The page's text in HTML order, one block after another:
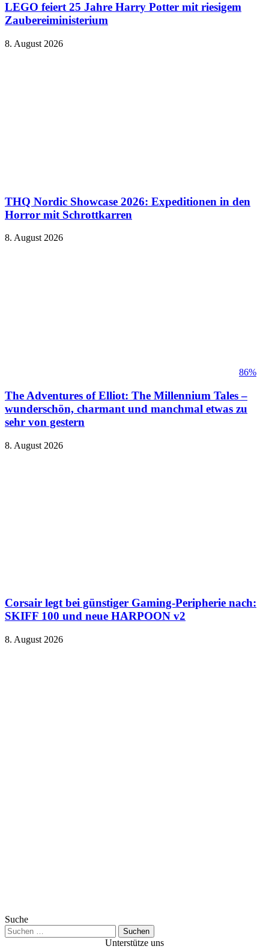
LEGO feiert 25 Jahre Harry Potter mit riesigem
Zaubereiministerium
8. August 2026
THQ Nordic Showcase 2026: Expeditionen in den
Horror mit Schrottkarren
8. August 2026
86%
The Adventures of Elliot: The Millennium Tales –
wunderschön, charmant und manchmal etwas zu
sehr von gestern
8. August 2026
Corsair legt bei günstiger Gaming-Peripherie nach:
SKIFF 100 und neue HARPOON v2
8. August 2026
Suche
Suchen
nach:
Unterstütze uns